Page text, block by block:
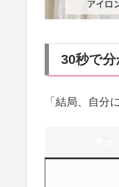
30秒で
「結局、自分